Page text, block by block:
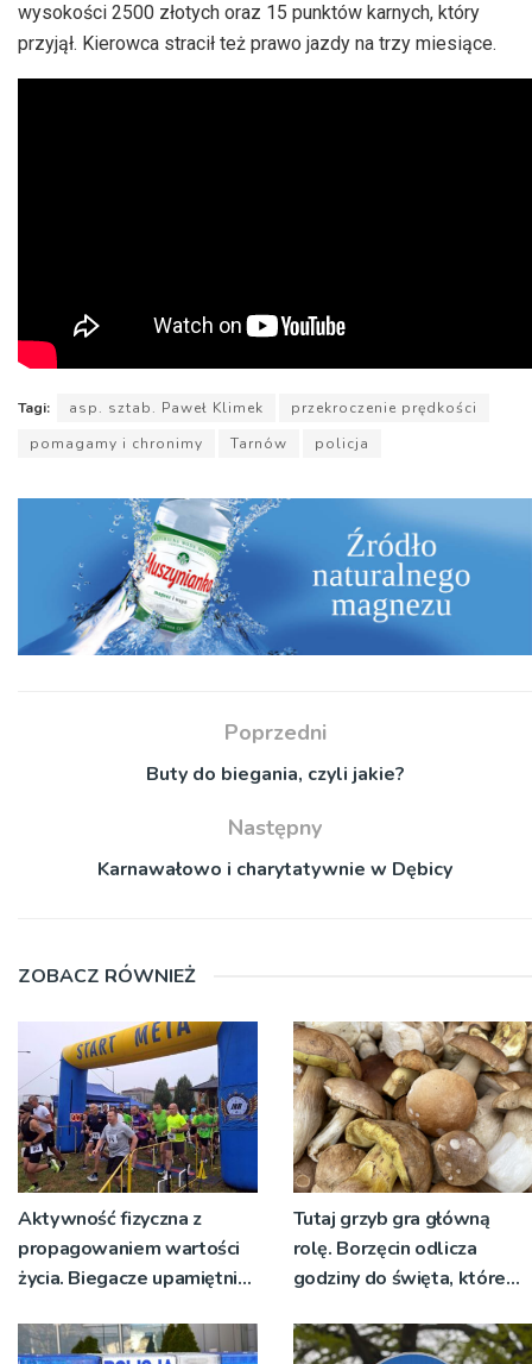
wysokości 2500 złotych oraz 15 punktów karnych, który
przyjął. Kierowca stracił też prawo jazdy na trzy miesiące.
Tagi: asp. sztab. Paweł Klimek
przekroczenie prędkości
pomagamy i chronimy
Tarnów policja
Poprzedni
Buty do biegania, czyli jakie?
Następny
Karnawałowo i charytatywnie w Dębicy
ZOBACZ RÓWNIEŻ
Aktywność fizyczna z
propagowaniem wartości
życia. Biegacze upamiętnili
Tutaj grzyb gra główną
rolę. Borzęcin odlicza
godziny do święta, które
pokoleń